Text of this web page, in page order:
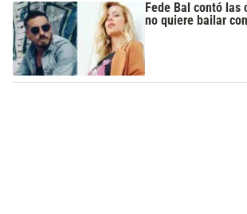
Fede Bal contó las
no quiere bailar